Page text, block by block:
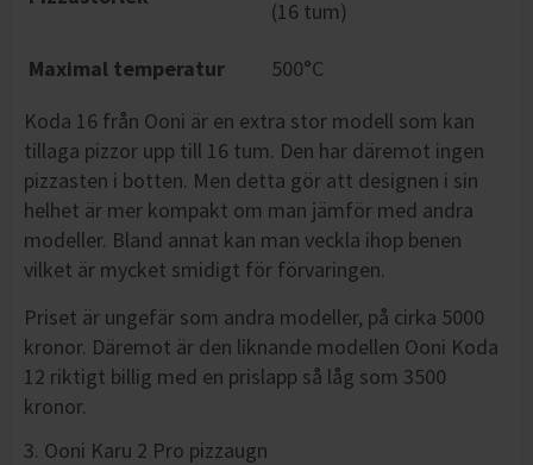
(16 tum)
Maximal temperatur
500°C
Koda 16 från Ooni är en extra stor modell som kan
tillaga pizzor upp till 16 tum. Den har däremot ingen
pizzasten i botten. Men detta gör att designen i sin
helhet är mer kompakt om man jämför med andra
modeller. Bland annat kan man veckla ihop benen
vilket är mycket smidigt för förvaringen.
Priset är ungefär som andra modeller, på cirka 5000
kronor. Däremot är den liknande modellen Ooni Koda
12 riktigt billig med en prislapp så låg som 3500
kronor.
3. Ooni Karu 2 Pro pizzaugn